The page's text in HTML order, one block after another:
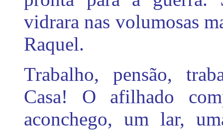
vidrara nas volumosas
Raquel.
Trabalho, pensão,
Casa! O afilhado
aconchego, um lar,